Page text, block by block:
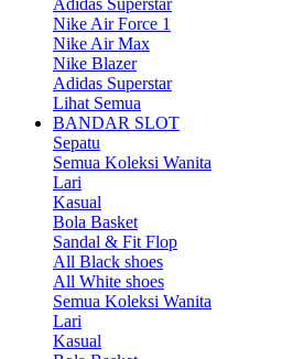
Nike Air Force 1
Nike Air Max
Nike Blazer
Adidas Superstar
Lihat Semua
BANDAR SLOT
Sepatu
Semua Koleksi Wanita
Lari
Kasual
Bola Basket
Sandal & Fit Flop
All Black shoes
All White shoes
Semua Koleksi Wanita
Lari
Kasual